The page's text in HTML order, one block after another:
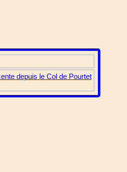
depuis le Col de Pourtet